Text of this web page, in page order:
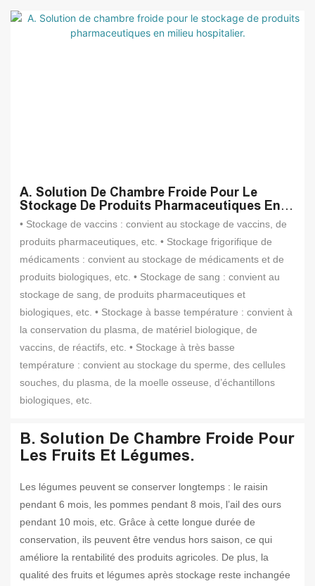
A. Solution De Chambre Froide Pour Le
Stockage De Produits Pharmaceutiques En
Milieu Hospitalier.
• Stockage de vaccins : convient au stockage de vaccins, de
produits pharmaceutiques, etc. • Stockage frigorifique de
médicaments : convient au stockage de médicaments et de
produits biologiques, etc. • Stockage de sang : convient au
stockage de sang, de produits pharmaceutiques et
biologiques, etc. • Stockage à basse température : convient à
la conservation du plasma, de matériel biologique, de
vaccins, de réactifs, etc. • Stockage à très basse
température : convient au stockage du sperme, des cellules
souches, du plasma, de la moelle osseuse, d’échantillons
biologiques, etc.
B. Solution De Chambre Froide Pour
Les Fruits Et Légumes.
Les légumes peuvent se conserver longtemps : le raisin
pendant 6 mois, les pommes pendant 8 mois, l’ail des ours
pendant 10 mois, etc. Grâce à cette longue durée de
conservation, ils peuvent être vendus hors saison, ce qui
améliore la rentabilité des produits agricoles. De plus, la
qualité des fruits et légumes après stockage reste inchangée